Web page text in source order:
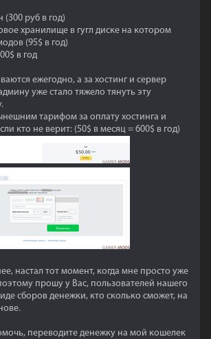
(300 руб в год)
хранилище в гугл диске на котором
(95$ в год)
в год
ежегодно, а за хостинг и сервер
уже стало тяжело тянуть эту
тарифом за оплату хостинга и
кто не верит: (50$ в месяц = 600$ в год)
настал тот момент, когда мне просто уже
прошу у Вас, пользователей нашего
сборов денежки, кто сколько сможет, на
переводите денежку на мой кошелек